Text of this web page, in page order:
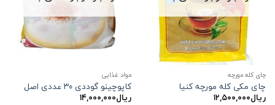
چای کله مورچه
چای مکی کله مورچه کنیا
ریال۱۲,۵۰۰,۰۰۰
مواد غذایی
کاپوچینو گوددی ۳۰ عددی اصل
ریال۱۴,۰۰۰,۰۰۰